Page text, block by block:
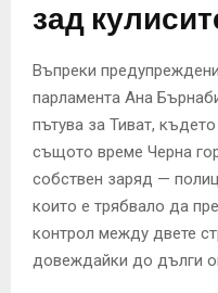
зад
Въпреки
парламента Ана
пътува за Тиват,
същото време Черна
собствен заряд —
които е трябвало да
контрол между двете
довеждайки до дълги